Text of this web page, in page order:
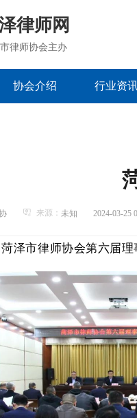
律师网
律师协会主办
协会介绍 行业资
来源： 未知 2024-03-25
泽市律师协会第六届